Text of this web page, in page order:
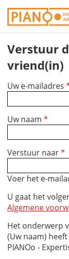
Overslaan
en
de
inhoud
gaan
Verstuur
vriend(in)
Uw e-mailadres
Uw naam *
Verstuur naar*
Voer het e-
U gaat het
Algemene
Het onderwerp
(Uw naam)
PIANOo -